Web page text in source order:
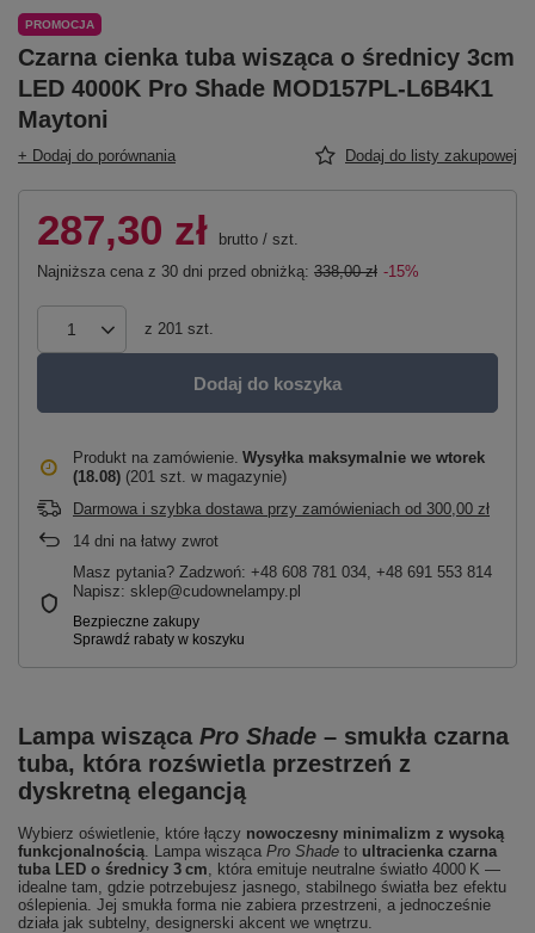
PROMOCJA
Czarna cienka tuba wisząca o średnicy 3cm
LED 4000K Pro Shade MOD157PL-L6B4K1
Maytoni
+ Dodaj do porównania Dodaj do listy zakupowej
287,30 zł brutto / szt.
Najniższa cena z 30 dni przed obniżką: 338,00 zł -15%
z 201 szt.
Dodaj do koszyka
Produkt na zamówienie Wysyłka maksymalnie we wtorek
(18.08) (201 szt. w magazynie)
Darmowa i szybka dostawa przy zamówieniach od 300,00 zł
14 dni na łatwy zwrot
Masz pytania? Zadzwoń: +48 608 781 034, +48 691 553 814
Napisz: sklep@cudownelampy.pl
Lampa wisząca Pro Shade – smukła czarna
tuba, która rozświetla przestrzeń z
dyskretną elegancją
Wybierz oświetlenie, które łączy nowoczesny minimalizm z wysoką
funkcjonalnością. Lampa wisząca Pro Shade to ultracienka czarna
tuba LED o średnicy 3 cm, która emituje neutralne światło 4000 K —
idealne tam, gdzie potrzebujesz jasnego, stabilnego światła bez efektu
oślepienia. Jej smukła forma nie zabiera przestrzeni, a jednocześnie
działa jak subtelny, designerski akcent we wnętrzu.